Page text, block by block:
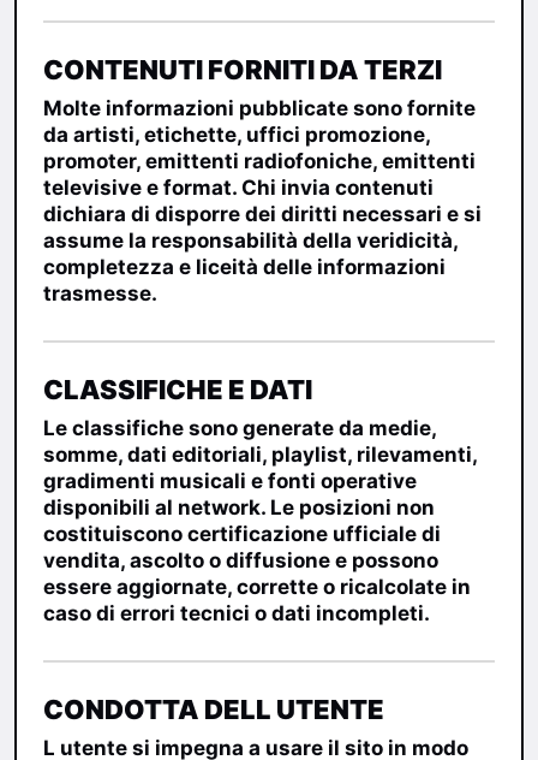
CONTENUTI FORNITI DA TERZI
Molte informazioni pubblicate sono fornite
da artisti, etichette, uffici promozione,
promoter, emittenti radiofoniche, emittenti
televisive e format. Chi invia contenuti
dichiara di disporre dei diritti necessari e si
assume la responsabilità della veridicità,
completezza e liceità delle informazioni
trasmesse.
CLASSIFICHE E DATI
Le classifiche sono generate da medie,
somme, dati editoriali, playlist, rilevamenti,
gradimenti musicali e fonti operative
disponibili al network. Le posizioni non
costituiscono certificazione ufficiale di
vendita, ascolto o diffusione e possono
essere aggiornate, corrette o ricalcolate in
caso di errori tecnici o dati incompleti.
CONDOTTA DELL UTENTE
L utente si impegna a usare il sito in modo